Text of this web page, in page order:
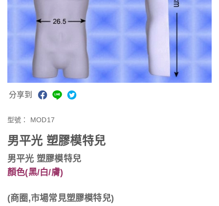
分享到
型號： MOD17
男平光 塑膠模特兒
男平光 塑膠模特兒
顏色(黑/白/膚)
(商圈,市場常見塑膠模特兒)